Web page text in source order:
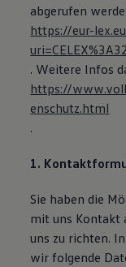
abgerufen
https://eur-
. Weitere Infos
https://
enschutz.html
.
1.
Sie haben die
mit uns Kontakt
uns zu richten.
wir folgende